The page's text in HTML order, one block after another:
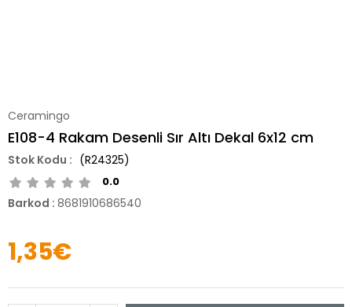
Ceramingo
E108-4 Rakam Desenli Sır Altı Dekal 6x12 cm
(R24325)
0.0
Barkod : 8681910686540
1,35€